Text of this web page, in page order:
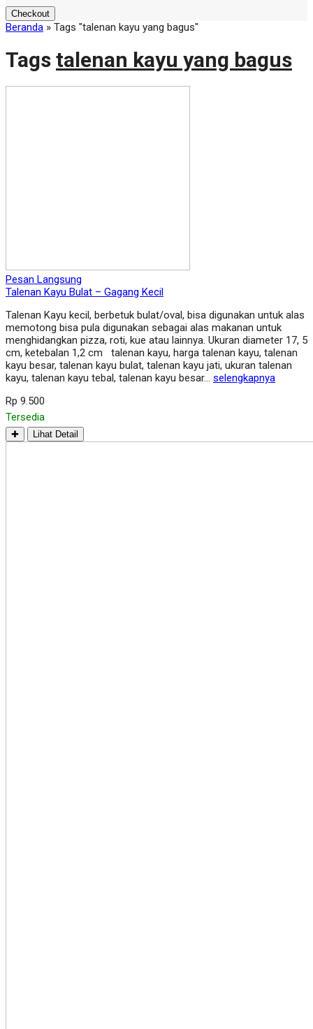
Checkout
Beranda » Tags "talenan kayu yang bagus"
Tags talenan kayu yang bagus
Pesan Langsung
Talenan Kayu Bulat – Gagang Kecil
Talenan Kayu kecil, berbetuk bulat/oval, bisa digunakan untuk alas
memotong bisa pula digunakan sebagai alas makanan untuk
menghidangkan pizza, roti, kue atau lainnya. Ukuran diameter 17, 5
cm, ketebalan 1,2 cm talenan kayu, harga talenan kayu, talenan
kayu besar, talenan kayu bulat, talenan kayu jati, ukuran talenan
kayu, talenan kayu tebal, talenan kayu besar… selengkapnya
Rp 9.500
Tersedia
✚ Lihat Detail